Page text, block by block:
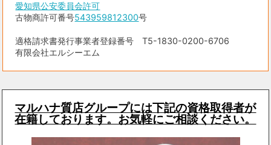
愛知県公安委員会許可
古物商許可番号543959812300号
適格請求書発行事業者登録番号 T5-1830-0200-6706
有限会社エルシーエム
マルハナ質店グループには下記の資格取得者が
在籍しております。お気軽にご相談ください。